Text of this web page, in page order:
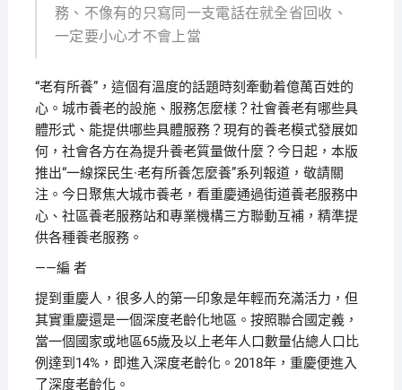
務、不像有的只寫同一支電話在就全省回收、
一定要小心才不會上當
“老有所養”，這個有溫度的話題時刻牽動着億萬百姓的
心。城市養老的設施、服務怎麼樣？社會養老有哪些具
體形式、能提供哪些具體服務？現有的養老模式發展如
何，社會各方在為提升養老質量做什麼？今日起，本版
推出“一線探民生·老有所養怎麼養”系列報道，敬請關
注。今日聚焦大城市養老，看重慶通過街道養老服務中
心、社區養老服務站和專業機構三方聯動互補，精準提
供各種養老服務。
——編 者
提到重慶人，很多人的第一印象是年輕而充滿活力，但
其實重慶還是一個深度老齡化地區。按照聯合國定義，
當一個國家或地區65歲及以上老年人口數量佔總人口比
例達到14%，即進入深度老齡化。2018年，重慶便進入
了深度老齡化。